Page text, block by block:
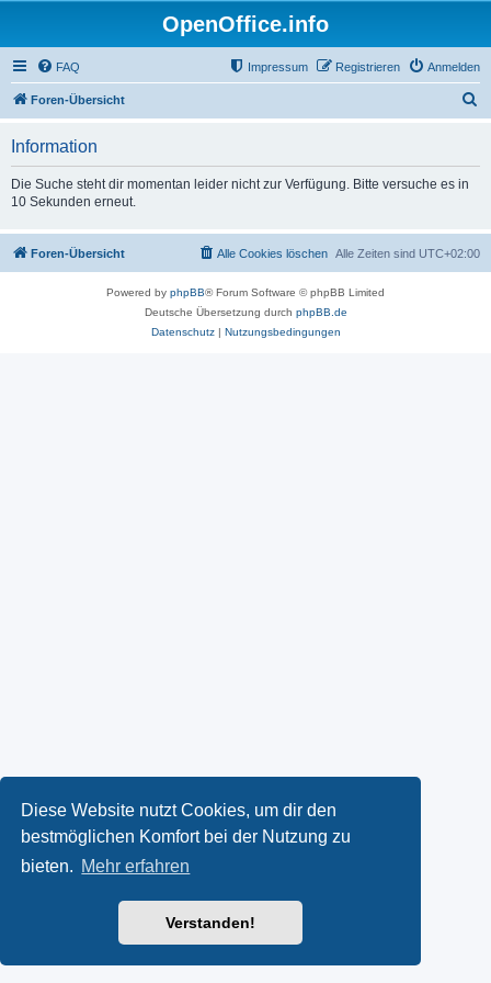
Diese Website nutzt Cookies, um dir den
bestmöglichen Komfort bei der Nutzung zu
bieten. Mehr erfahren
Verstanden!
OpenOffice.info
FAQ Anmelden
Registrieren
Impressum
Foren-Übersicht
Information
Die Suche steht dir momentan leider nicht zur Verfügung. Bitte versuche es in
10 Sekunden erneut.
Foren-Übersicht Alle Zeiten sind UTC+02:00
Alle Cookies löschen
Powered by phpBB® Forum Software © phpBB Limited
Deutsche Übersetzung durch phpBB.de
Datenschutz| Nutzungsbedingungen